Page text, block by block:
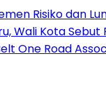
Risiko dan
Wali Kota
One Road